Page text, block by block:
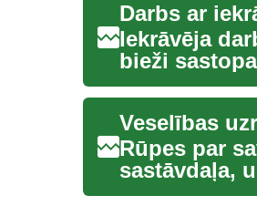
Darbs ar
Iekrāvēja
bieži
Veselības
Rūpes par
sastāvdaļa,